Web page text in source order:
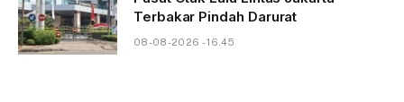
Terbakar Pindah Darurat
08-08-2026 - 16.45